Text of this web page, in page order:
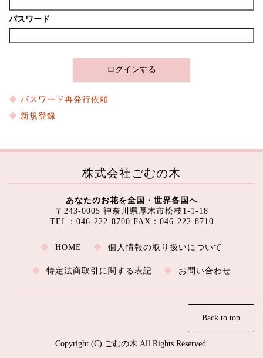
パスワード
パスワード再発行依頼
新規登録
株式会社ごむの木
あなたのお花を全国・世界各国へ
〒243-0005 神奈川県厚木市松枝1-1-18
TEL：046-222-8700 FAX：046-222-8710
HOME 個人情報の取り扱いについて
特定法商取引に関する表記 お問い合わせ
Back to top
Copyright (C) ごむの木 All Rights Reserved.